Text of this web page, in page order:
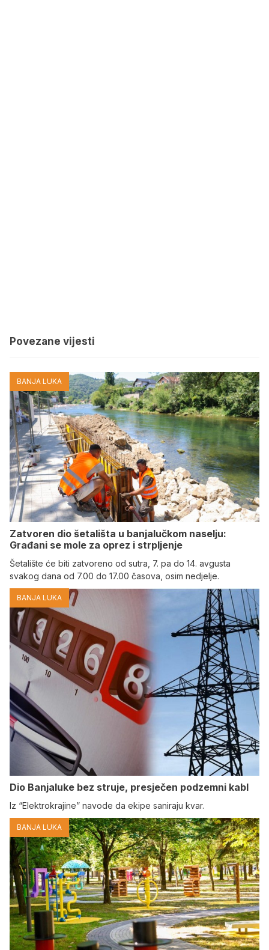
Povezane vijesti
BANJA LUKA
Zatvoren dio šetališta u banjalučkom naselju:
Građani se mole za oprez i strpljenje
Šetalište će biti zatvoreno od sutra, 7. pa do 14. avgusta
svakog dana od 7.00 do 17.00 časova, osim nedjelje.
BANJA LUKA
Dio Banjaluke bez struje, presječen podzemni kabl
Iz “Elektrokrajine” navode da ekipe saniraju kvar.
BANJA LUKA